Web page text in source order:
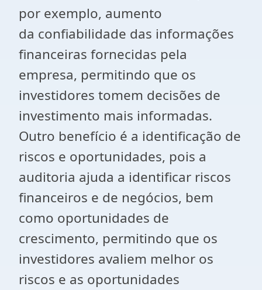
por exemplo, aumento
da confiabilidade das informações
financeiras fornecidas pela
empresa, permitindo que os
investidores tomem decisões de
investimento mais informadas.
Outro benefício é a identificação de
riscos e oportunidades, pois a
auditoria ajuda a identificar riscos
financeiros e de negócios, bem
como oportunidades de
crescimento, permitindo que os
investidores avaliem melhor os
riscos e as oportunidades